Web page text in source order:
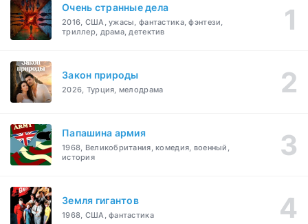
Очень странные дела
2016, США, ужасы, фантастика, фэнтези,
триллер, драма, детектив
Закон природы
2026, Турция, мелодрама
Папашина армия
1968, Великобритания, комедия, военный,
история
Земля гигантов
1968, США, фантастика